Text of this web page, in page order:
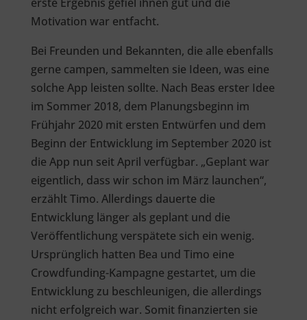
Motivation war entfacht.
Bei Freunden und Bekannten, die alle ebenfalls
gerne campen, sammelten sie Ideen, was eine
solche App leisten sollte. Nach Beas erster Idee
im Sommer 2018, dem Planungsbeginn im
Frühjahr 2020 mit ersten Entwürfen und dem
Beginn der Entwicklung im September 2020 ist
die App nun seit April verfügbar. „Geplant war
eigentlich, dass wir schon im März launchen“,
erzählt Timo. Allerdings dauerte die
Entwicklung länger als geplant und die
Veröffentlichung verspätete sich ein wenig.
Ursprünglich hatten Bea und Timo eine
Crowdfunding-Kampagne gestartet, um die
Entwicklung zu beschleunigen, die allerdings
nicht erfolgreich war. Somit finanzierten sie